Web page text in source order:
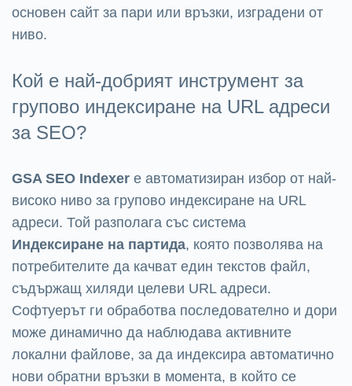
основен сайт за пари или връзки, изградени от
ниво.
Кой е най-добрият инструмент за
групово индексиране на URL адреси
за SEO?
GSA SEO Indexer е автоматизиран избор от най-
високо ниво за групово индексиране на URL
адреси. Той разполага със система
Индексиране на партида, която позволява на
потребителите да качват един текстов файл,
съдържащ хиляди целеви URL адреси.
Софтуерът ги обработва последователно и дори
може динамично да наблюдава активните
локални файлове, за да индексира автоматично
нови обратни връзки в момента, в който се